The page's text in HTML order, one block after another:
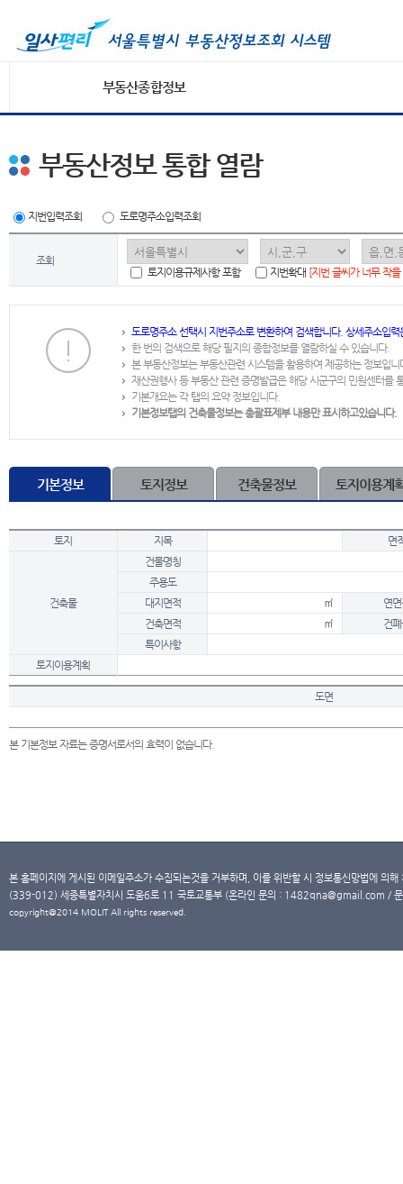
부동산종합정보
부동산정보 통합 열람
지번입력조회 도로명주소입력조회
조회
토지이용규제사항 포함
지번확대 [지번 글씨가 너무 작
도로명주소 선택시 지번주소로 변환하여 검색합니다. 상세주소입
한 번의 검색으로 해당 필지의 종합정보를 열람하실 수 있습니다.
본 부동산정보는 부동산관련 시스템을 활용하여 제공하는 정보입니
재산권행사 등 부동산 관련 증명발급은 해당 시군구의 민원센터를
기본개요는 각 탭의 요약 정보입니다.
기본정보탭의 건축물정보는 총괄표제부 내용만 표시하고있습니다.
기본정보 토지정보 건축물정보 토지이용계
토지 지목 면
건축물
건물명칭
주용도
대지면적
㎡
연
건축면적
㎡
건
특이사항
토지이용계획
도면
본 기본정보 자료는 증명서로서의 효력이 없습니다.
본 홈페이지에 게시된 이메일주소가 수집되는것을 거부하며, 이를 위반할 시 정보통신망법에 의
(339-012) 세종특별자치시 도움6로 11 국토교통부 (온라인 문의 : 1482qna@gmail.com /
copyright@2014 MOLIT All rights reserved.